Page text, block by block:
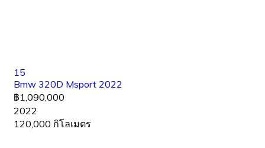
15
Bmw 320D Msport 2022
฿1,090,000
2022
120,000 กิโลเมตร